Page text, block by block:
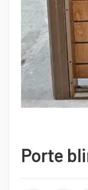
Porte